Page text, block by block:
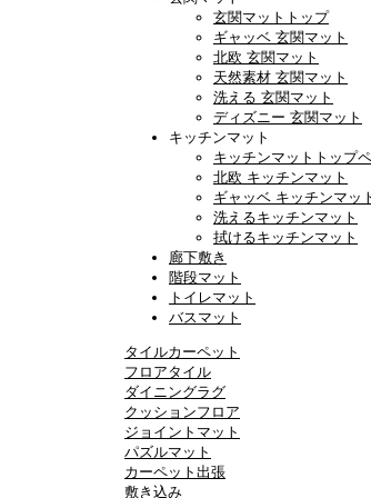
玄関マットトップ
ギャッベ 玄関マット
北欧 玄関マット
天然素材 玄関マット
洗える 玄関マット
ディズニー 玄関マット
キッチンマット
キッチンマットトップ
北欧 キッチンマット
ギャッベ キッチンマッ
洗えるキッチンマット
拭けるキッチンマット
廊下敷き
階段マット
トイレマット
バスマット
タイルカーペット
フロアタイル
ダイニングラグ
クッションフロア
ジョイントマット
パズルマット
カーペット出張
敷き込み